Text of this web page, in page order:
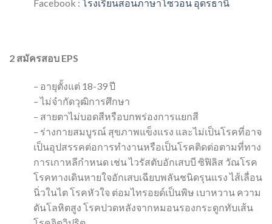
Facebook : โรงเรียนสอนภาษาโซวอน อุดรธานี
2 สมัครสอบ EPS
– อายุตั้งแต่ 18-39 ปี
– ไม่จำกัดวุฒิการศึกษา
– สายตาไม่บอดสีหรือบกพร่องการแยกสี
– ร่างกายสมบูรณ์ สุขภาพแข็งแรง และไม่เป็นโรคที่อาจ
เป็นอุปสรรคต่อการทำงานหรือเป็นโรคติดต่อตามที่ทาง
การเกาหลีกำหนด เช่น ไวรัสตับอักเสบบี ซิฟิลิส วัณโรค
โรคทางเดินหายใจอักเสบเฉียบพลันชนิดรุนแรง ไส้เลื่อน
นิ่วในไต โรคหัวใจ ต่อมไทรอยด์เป็นพิษ เบาหวาน ความ
ดันโลหิตสูง โรคปวดหลังจากหมอนรองกระดูกทับเส้น